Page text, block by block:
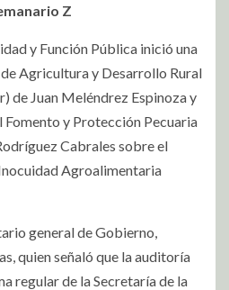
Z
y Función Pública inició una
Agricultura y Desarrollo Rural
de Juan Meléndrez Espinoza y
Fomento y Protección Pecuaria
Cabrales sobre el
Agroalimentaria
general de Gobierno,
quien señaló que la auditoría
regular de la Secretaría de la